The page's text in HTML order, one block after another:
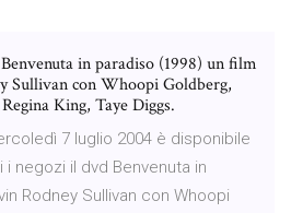
in paradiso (1998) un film
Sullivan con Whoopi Goldberg,
King, Taye Diggs.
7 luglio 2004 è disponibile
i negozi il dvd Benvenuta in
Rodney Sullivan con Whoopi